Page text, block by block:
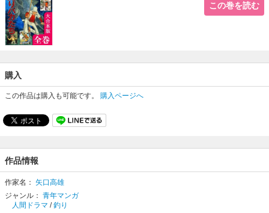
この巻を読む
購入
この作品は購入も可能です。 購入ページへ
作品情報
作家名： 矢口高雄
ジャンル： 青年マンガ
人間ドラマ /釣り